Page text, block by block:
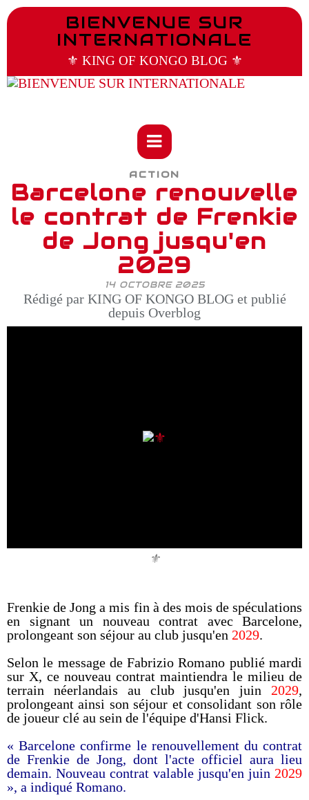
BIENVENUE SUR
INTERNATIONALE
⚜️ KING OF KONGO BLOG ⚜️
ACTION
Barcelone renouvelle
le contrat de Frenkie
de Jong jusqu'en
2029
14 OCTOBRE 2025
Rédigé par KING OF KONGO BLOG et publié
depuis Overblog
⚜️
Frenkie de Jong a mis fin à des mois de spéculations
en signant un nouveau contrat avec Barcelone,
prolongeant son séjour au club jusqu'en 2029.
Selon le message de Fabrizio Romano publié mardi
sur X, ce nouveau contrat maintiendra le milieu de
terrain néerlandais au club jusqu'en juin 2029,
prolongeant ainsi son séjour et consolidant son rôle
de joueur clé au sein de l'équipe d'Hansi Flick.
« Barcelone confirme le renouvellement du contrat
de Frenkie de Jong, dont l'acte officiel aura lieu
demain. Nouveau contrat valable jusqu'en juin 2029
», a indiqué Romano.